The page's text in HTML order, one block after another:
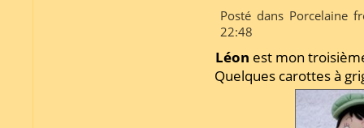
Posté dans Porcelaine
22:48
Léon est mon
Quelques carottes à